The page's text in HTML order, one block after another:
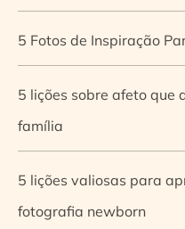
5 Fotos de Inspiração
5 lições sobre afeto que
família
5 lições valiosas para
fotografia newborn